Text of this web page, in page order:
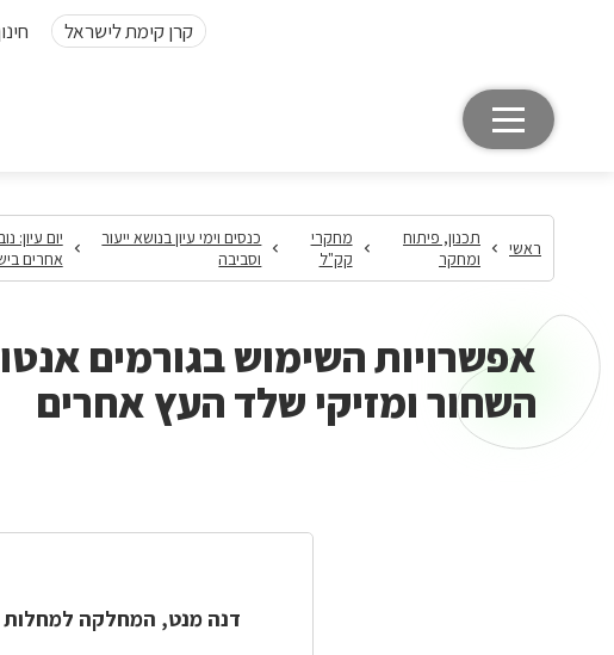
קרן קימת לישראל
ראשי
תכנון, פיתוח
ומחקר
מחקרי
קק"ל
כנסים וימי עיון בנושא ייעור
וסביבה
יום עיון:
אחרים
אפשרויות השימוש בגורמים
השחור ומזיקי שלד העץ אחרים
דנה מנט, המחלקה למחלות